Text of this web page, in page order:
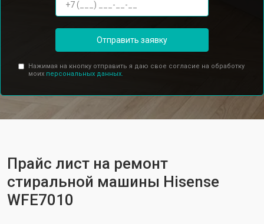
Отправить заявку
Нажимая на кнопку отправить я даю свое согласие на обработку
моих персональных данных.
Прайс лист на ремонт
стиральной машины Hisense
WFE7010